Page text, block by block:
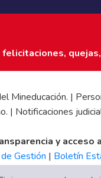
felicitaciones,
Mineducación. |
| Notificaciones
y acceso
Gestión | Boletín